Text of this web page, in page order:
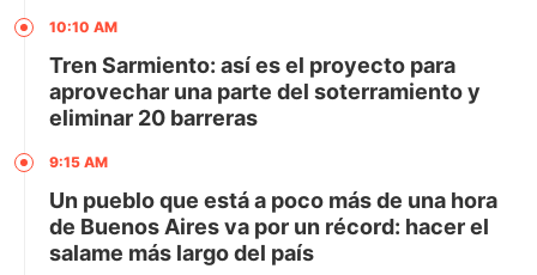
10:10 AM
Tren Sarmiento: así es el proyecto para
aprovechar una parte del soterramiento y
eliminar 20 barreras
9:15 AM
Un pueblo que está a poco más de una hora
de Buenos Aires va por un récord: hacer el
salame más largo del país